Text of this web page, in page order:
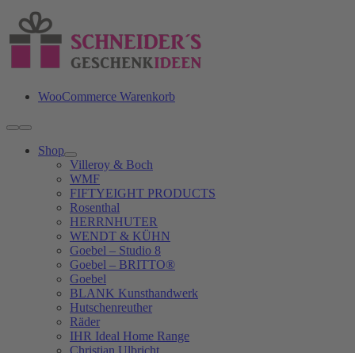
Inhalt
springen
WooCommerce Warenkorb
Toggle
Navigation
Shop
Villeroy & Boch
WMF
FIFTYEIGHT PRODUCTS
Rosenthal
HERRNHUTER
WENDT & KÜHN
Goebel – Studio 8
Goebel – BRITTO®
Goebel
BLANK Kunsthandwerk
Hutschenreuther
Räder
IHR Ideal Home Range
Christian Ulbricht